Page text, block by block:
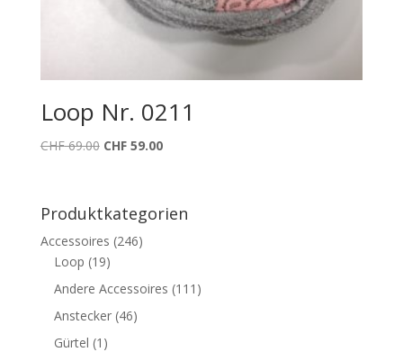
Loop Nr. 0211
CHF69.00 Ursprünglicher
CHF 69.00
CHF59.00Aktueller
CHF 59.00.
Produktkategorien
Accessoires (246)
Loop (19)
Andere Accessoires (111)
Anstecker (46)
Gürtel (1)